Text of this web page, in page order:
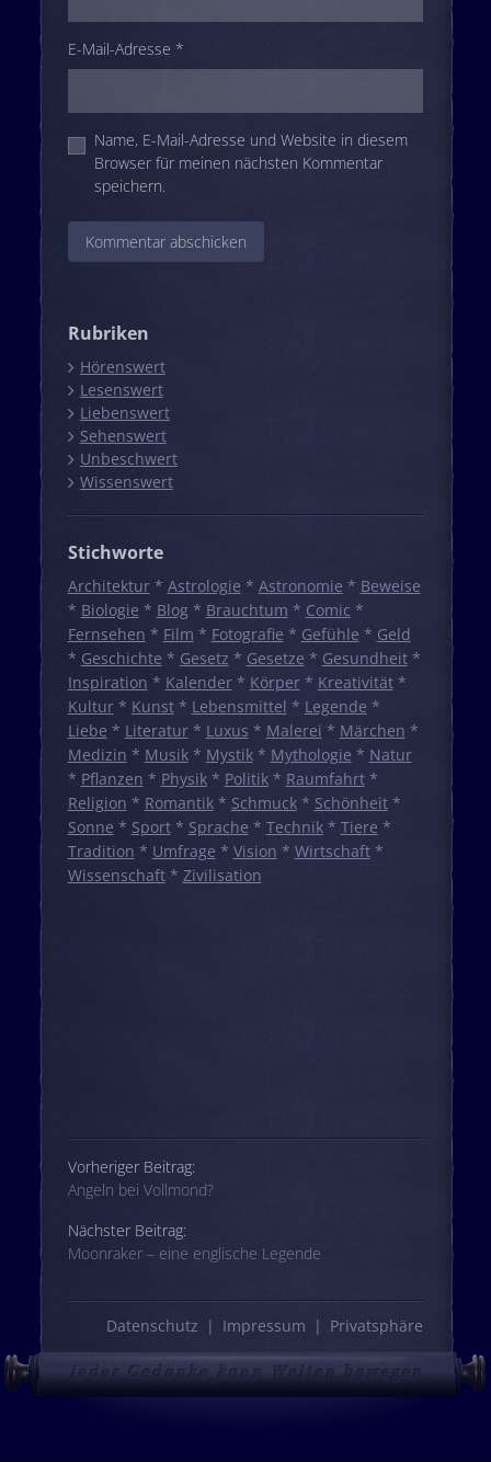
E-Mail-Adresse *
Name, E-Mail-Adresse und Website in diesem
Browser für meinen nächsten Kommentar
speichern.
Rubriken
Hörenswert
Lesenswert
Liebenswert
Sehenswert
Unbeschwert
Wissenswert
Stichworte
Architektur* Astrologie * Astronomie * Beweise
* Biologie * Blog* Brauchtum * Comic *
Fernsehen * Film * Fotografie * Gefühle * Geld
* Geschichte * Gesetz * Gesetze * Gesundheit*
Inspiration * Kalender* Körper* Kreativität*
Kultur* Kunst* Lebensmittel * Legende *
Liebe * Literatur* Luxus * Malerei * Märchen *
Medizin * Musik* Mystik* Mythologie * Natur
* Pflanzen * Physik* Politik* Raumfahrt*
Religion * Romantik* Schmuck* Schönheit*
Sonne * Sport* Sprache * Technik* Tiere *
Tradition * Umfrage * Vision * Wirtschaft*
Wissenschaft* Zivilisation
Beitrags-Navigation
Vorheriger Beitrag:
Angeln bei Vollmond?
Nächster Beitrag:
Moonraker – eine englische Legende
Datenschutz Impressum Privatsphäre